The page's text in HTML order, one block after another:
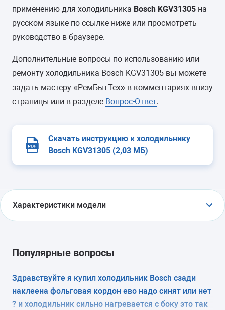
применению для холодильника Bosch KGV31305 на
русском языке по ссылке ниже или просмотреть
руководство в браузере.
Дополнительные вопросы по использованию или
ремонту холодильника Bosch KGV31305 вы можете
задать мастеру «РемБытТех» в комментариях внизу
страницы или в разделе Вопрос-Ответ.
Скачать инструкцию к холодильнику
Bosch KGV31305 (2,03 МБ)
Характеристики модели
холодильник с морозильником
ТИП УПРАВЛЕНИЯ
электромеханическое
Популярные вопросы
Здравствуйте я купил холодильник Bosch сзади
наклеена фольговая кордон ево надо синят или нет
? и холодильник сильно нагревается с боку это так